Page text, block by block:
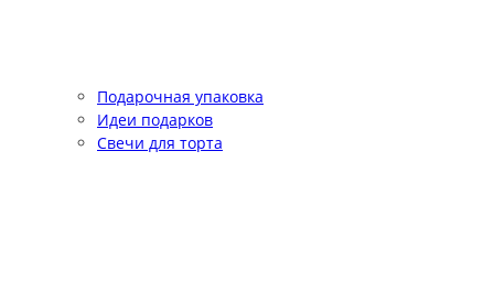
Подарочная упаковка
Идеи подарков
Свечи для торта